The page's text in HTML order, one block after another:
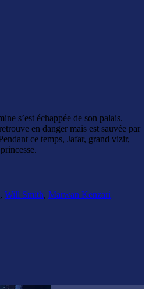
s’est échappée de son palais.
en danger mais est sauvée par
ce temps, Jafar, grand vizir,
, Will Smith, Marwan Kenzari